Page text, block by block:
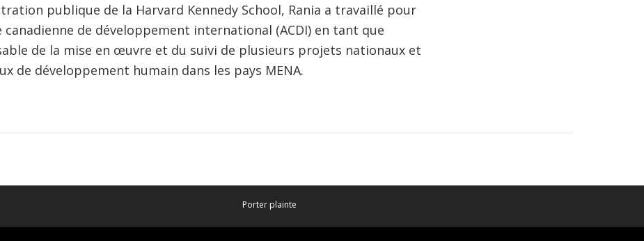
publique de la Harvard Kennedy School, Rania a travaillé pour
canadienne de développement international (ACDI) en tant que
de la mise en œuvre et du suivi de plusieurs projets nationaux et
de développement humain dans les pays MENA.
Porter plainte